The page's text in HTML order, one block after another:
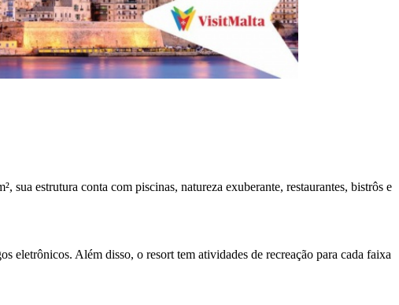
estrutura conta com piscinas, natureza exuberante, restaurantes, bistrôs e
eletrônicos. Além disso, o resort tem atividades de recreação para cada faixa